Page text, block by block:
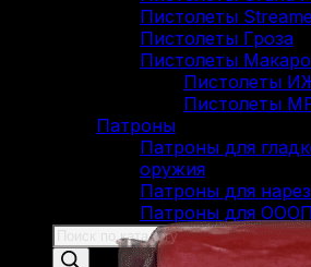
Пистолеты
Пистолеты Гроза
Пистолеты
Пистолеты
Пистолеты
Патроны
Патроны для
оружия
Патроны для
Патроны для
Поиск
товаров